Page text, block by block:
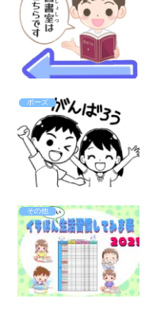
ポーズ
その他